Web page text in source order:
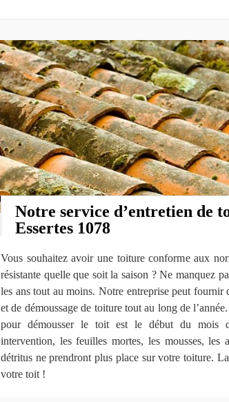
Notre service d’entretien de
Essertes 1078
Vous souhaitez avoir une toiture conforme aux
résistante quelle que soit la saison ? Ne manquez
les ans tout au moins. Notre entreprise peut fournir
et de démoussage de toiture tout au long de
pour démousser le toit est le début du mois
intervention, les feuilles mortes, les mousses, les
détritus ne prendront plus place sur votre toiture.
votre toit !